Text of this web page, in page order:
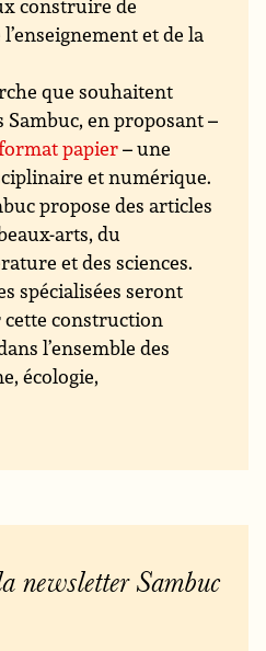
et de la
que souhaitent
en proposant –
papier– une
et numérique.
propose des articles
arts, du
et des sciences.
spécialisées seront
cette construction
l’ensemble des
écologie,
newsletter Sambuc